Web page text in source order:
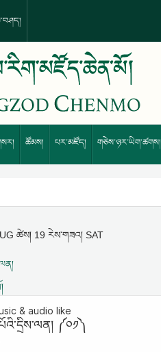
ཚོམས། པར་མཛོད། གཅེས་ཉར་ཡིག་ཚགས།
ཚེས། 19 རེས་གཟའ། SAT